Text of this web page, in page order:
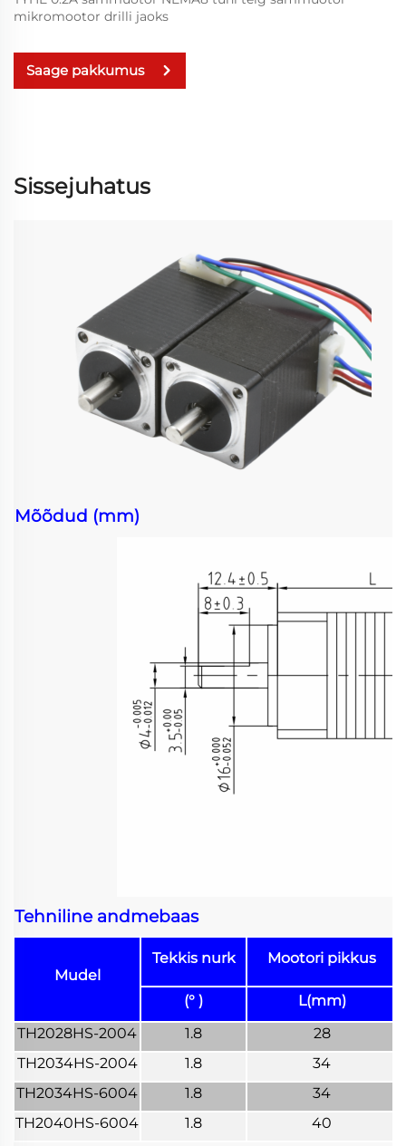
mikromootor drilli jaoks
Saage pakkumus
Sissejuhatus
Mõõdud (mm)
Tehniline andmebaas
Mudel
Tekkis nurk Mootori pikkus
(° )
L(mm)
TH2028HS-2004
1.8
28
TH2034HS-2004
1.8
34
TH2034HS-6004
1.8
34
TH2040HS-6004
1.8 40